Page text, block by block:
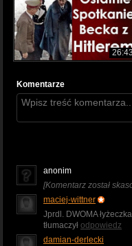
26:43
Komentarze
anonim
[Komentarz został
maciej-wittner
Jprdl. DWOMA
tłumaczył odpowiedz
damian-derlecki